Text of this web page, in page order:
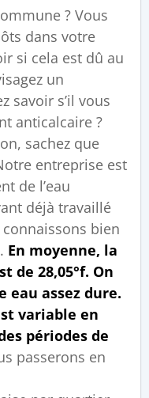
? Vous
dans votre
si cela est dû au
un
savoir s’il vous
anticalcaire ?
sachez que
entreprise est
de l’eau
déjà travaillé
bien
En moyenne, la
de 28,05°f. On
eau assez dure.
variable en
périodes de
passerons en